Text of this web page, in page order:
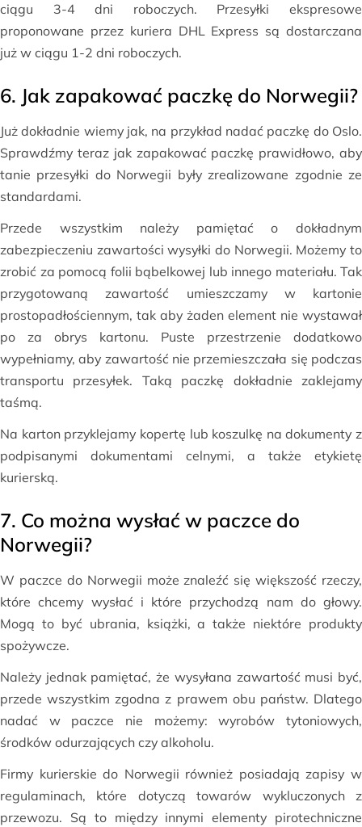
ciągu 3-4 dni roboczych. Przesyłki ekspresowe
proponowane przez kuriera DHL Express są dostarczana
już w ciągu 1-2 dni roboczych.
6. Jak zapakować paczkę do Norwegii?
Już dokładnie wiemy jak, na przykład nadać paczkę do Oslo.
Sprawdźmy teraz jak zapakować paczkę prawidłowo, aby
tanie przesyłki do Norwegii były zrealizowane zgodnie ze
standardami.
Przede wszystkim należy pamiętać o dokładnym
zabezpieczeniu zawartości wysyłki do Norwegii. Możemy to
zrobić za pomocą folii bąbelkowej lub innego materiału. Tak
przygotowaną zawartość umieszczamy w kartonie
prostopadłościennym, tak aby żaden element nie wystawał
po za obrys kartonu. Puste przestrzenie dodatkowo
wypełniamy, aby zawartość nie przemieszczała się podczas
transportu przesyłek. Taką paczkę dokładnie zaklejamy
taśmą.
Na karton przyklejamy kopertę lub koszulkę na dokumenty z
podpisanymi dokumentami celnymi, a także etykietę
kurierską.
7. Co można wysłać w paczce do
Norwegii?
W paczce do Norwegii może znaleźć się większość rzeczy,
które chcemy wysłać i które przychodzą nam do głowy.
Mogą to być ubrania, książki, a także niektóre produkty
spożywcze.
Należy jednak pamiętać, że wysyłana zawartość musi być,
przede wszystkim zgodna z prawem obu państw. Dlatego
nadać w paczce nie możemy: wyrobów tytoniowych,
środków odurzających czy alkoholu.
Firmy kurierskie do Norwegii również posiadają zapisy w
regulaminach, które dotyczą towarów wykluczonych z
przewozu. Są to między innymi elementy pirotechniczne